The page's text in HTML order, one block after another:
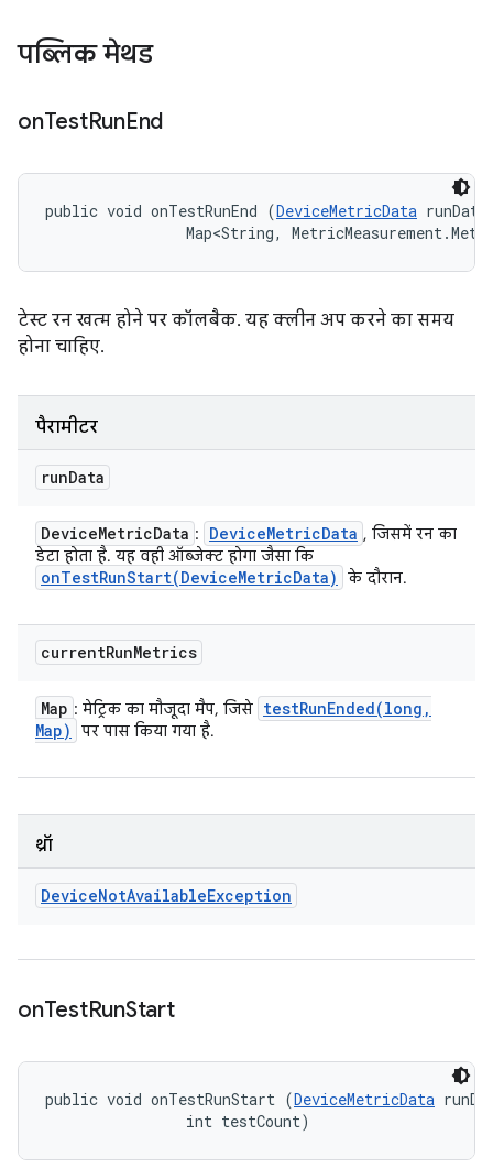
पब्लिक मेथड
onTestRunEnd
public void onTestRunEnd (DeviceMetricData
Map<String,
टेस्ट रन खत्म होने पर कॉलबैक. यह क्लीन अप करने का समय
होना चाहिए.
पैरामीटर
runData
DeviceMetricData : DeviceMetricData , जिसमें रन का
डेटा होता है. यह वही ऑब्जेक्ट होगा जैसा कि
onTestRunStart(DeviceMetricData) के दौरान.
currentRunMetrics
Map : मेट्रिक का मौजूदा मैप, जिसे testRunEnded(long ,
Map)
पर पास किया गया है.
थ्रॉ
DeviceNotAvailableException
onTestRunStart
public void onTestRunStart (DeviceMetricData
                int testCount)